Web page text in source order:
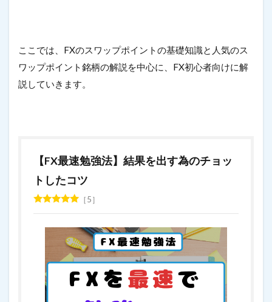
ここでは、FXのスワップポイントの基礎知識と人気のス
ワップポイント銘柄の解説を中心に、FX初心者向けに解
説していきます。
【FX最速勉強法】結果を出す為のチョッ
トしたコツ
5